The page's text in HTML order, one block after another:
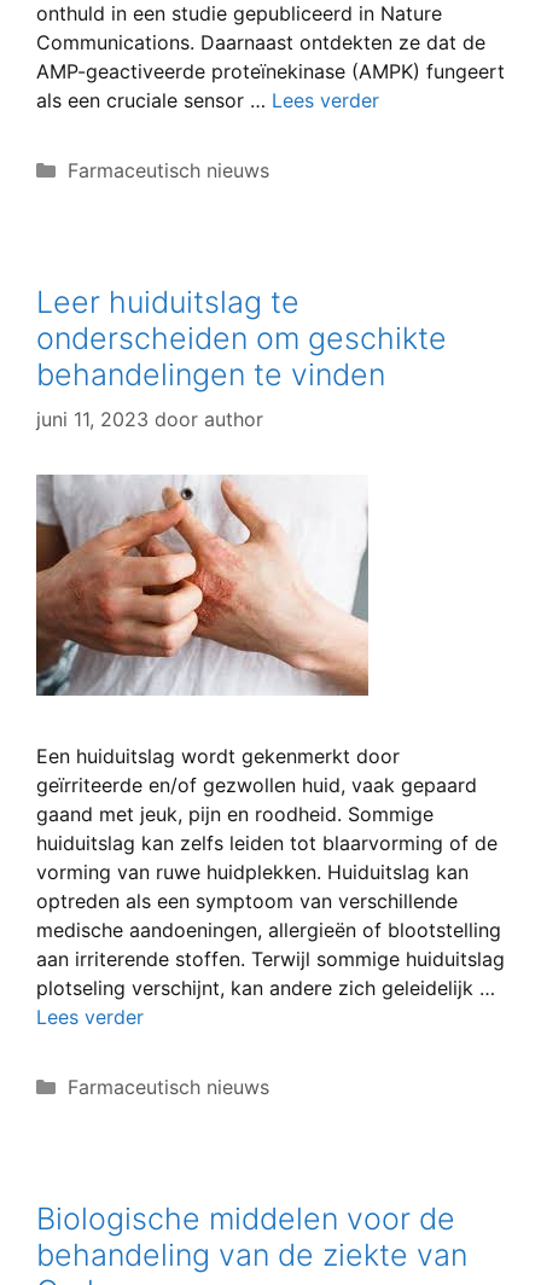
onthuld in een studie gepubliceerd in Nature
Communications. Daarnaast ontdekten ze dat de
AMP-geactiveerde proteïnekinase (AMPK) fungeert
als een cruciale sensor … Lees verder
Categorieën
Farmaceutisch nieuws
Leer huiduitslag te
onderscheiden om geschikte
behandelingen te vinden
juni 11, 2023 door author
Een huiduitslag wordt gekenmerkt door
geïrriteerde en/of gezwollen huid, vaak gepaard
gaand met jeuk, pijn en roodheid. Sommige
huiduitslag kan zelfs leiden tot blaarvorming of de
vorming van ruwe huidplekken. Huiduitslag kan
optreden als een symptoom van verschillende
medische aandoeningen, allergieën of blootstelling
aan irriterende stoffen. Terwijl sommige huiduitslag
plotseling verschijnt, kan andere zich geleidelijk …
Lees verder
Categorieën
Farmaceutisch nieuws
Biologische middelen voor de
behandeling van de ziekte van